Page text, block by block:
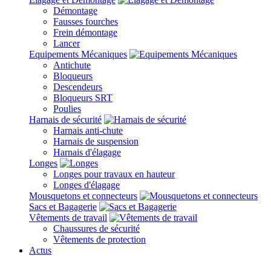
Démontage
Fausses fourches
Frein démontage
Lancer
Equipements Mécaniques
Antichute
Bloqueurs
Descendeurs
Bloqueurs SRT
Poulies
Harnais de sécurité
Harnais anti-chute
Harnais de suspension
Harnais d'élagage
Longes
Longes pour travaux en hauteur
Longes d'élagage
Mousquetons et connecteurs
Sacs et Bagagerie
Vêtements de travail
Chaussures de sécurité
Vêtements de protection
Actus